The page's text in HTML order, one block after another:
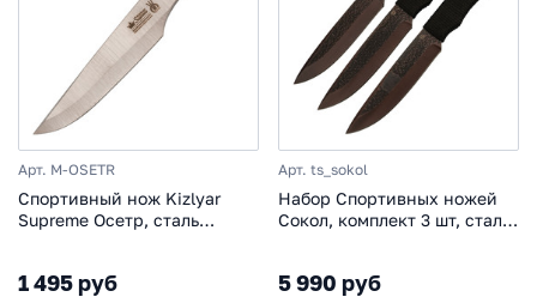
Арт. M-OSETR
Спортивный нож Kizlyar
Supreme Осетр, сталь
1 495 руб
Арт. ts_sokol
Набор Спортивных ножей
Сокол, комплект 3 шт, сталь
5 990 руб